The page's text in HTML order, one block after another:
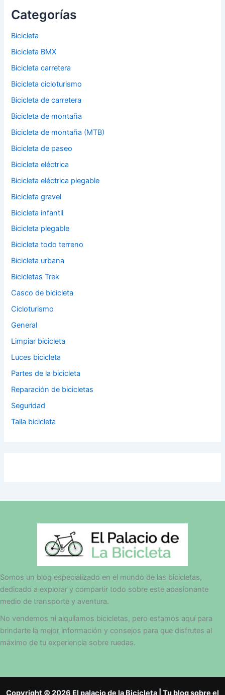
Categorías
Bicicleta
Bicicleta BMX
Bicicleta carretera
Bicicleta cicloturismo
Bicicleta de carretera
Bicicleta de montaña
Bicicleta de montaña (MTB)
Bicicleta de paseo
Bicicleta eléctrica
Bicicleta eléctrica plegable
Bicicleta gravel
Bicicleta infantil
Bicicleta plegable
Bicicleta todo terreno
Bicicleta urbana
Bicicletas Trek
Casco de bicicleta
Cicloturismo
General
Limpiar bicicleta
Luces bicicleta
Partes de la bicicleta
Reparación de bicicletas
Seguridad
Talla bicicleta
Somos un blog especializado en el mundo de las bicicletas,
dedicado a explorar y compartir todo sobre este apasionante
medio de transporte y aventura.
No vendemos ni alquilamos bicicletas, pero estamos aquí para
brindarte la mejor información y consejos para que disfrutes al
máximo de tu experiencia sobre ruedas.
Copyright © 2026 El palacio de la Bicicleta | Tu blog sobre el